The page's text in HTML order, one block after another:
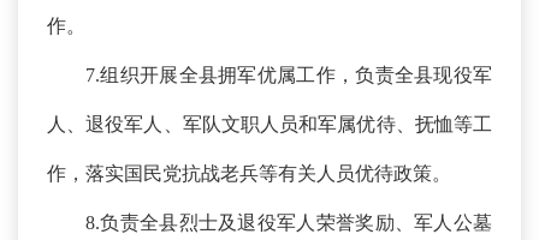
作。
7.组织开展全县拥军优属工作，负责全县现役军
人、退役军人、军队文职人员和军属优待、抚恤等工
作，落实国民党抗战老兵等有关人员优待政策。
8.负责全县烈士及退役军人荣誉奖励、军人公墓